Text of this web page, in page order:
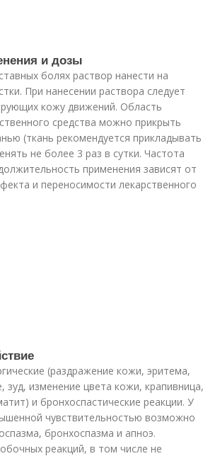
и дозы
болях раствор нанести на
При нанесении раствора следует
кожу движений. Область
средства можно прикрыть
(ткань рекомендуется прикладывать
не более 3 раз в сутки. Частота
применения зависят от
и переносимости лекарственного
(раздражение кожи, эритема,
зуд, изменение цвета кожи, крапивница,
и бронхоспастические реакции. У
чувствительностью возможно
бронхоспазма и апноэ.
реакций, в том числе не